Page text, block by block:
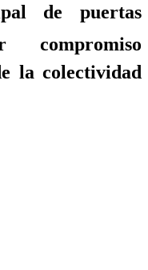
de puertas
compromiso
la colectividad